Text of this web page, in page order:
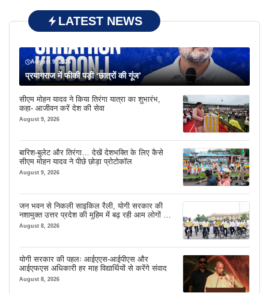
LATEST NEWS
August 9, 2026
प्रयागराज में फीकी पड़ी ‘छात्रों की गूंज’
सीएम मोहन यादव ने किया तिरंगा यात्रा का शुभारंभ,
कहा- आजीवन करें देश की सेवा
August 9, 2026
बारिश-बुलेट और तिरंगा… देखें देशभक्ति के लिए कैसे
सीएम मोहन यादव ने पीछे छोड़ा प्रोटोकॉल
August 9, 2026
जन भवन से निकली साइकिल रैली, योगी सरकार की
नशामुक्त उत्तर प्रदेश की मुहिम में बढ़ रही आम लोगों की
भागीदारी
August 8, 2026
योगी सरकार की पहलः आईएएस-आईपीएस और
आईएफएस अधिकारी हर माह विद्यार्थियों से करेंगे संवाद
August 8, 2026